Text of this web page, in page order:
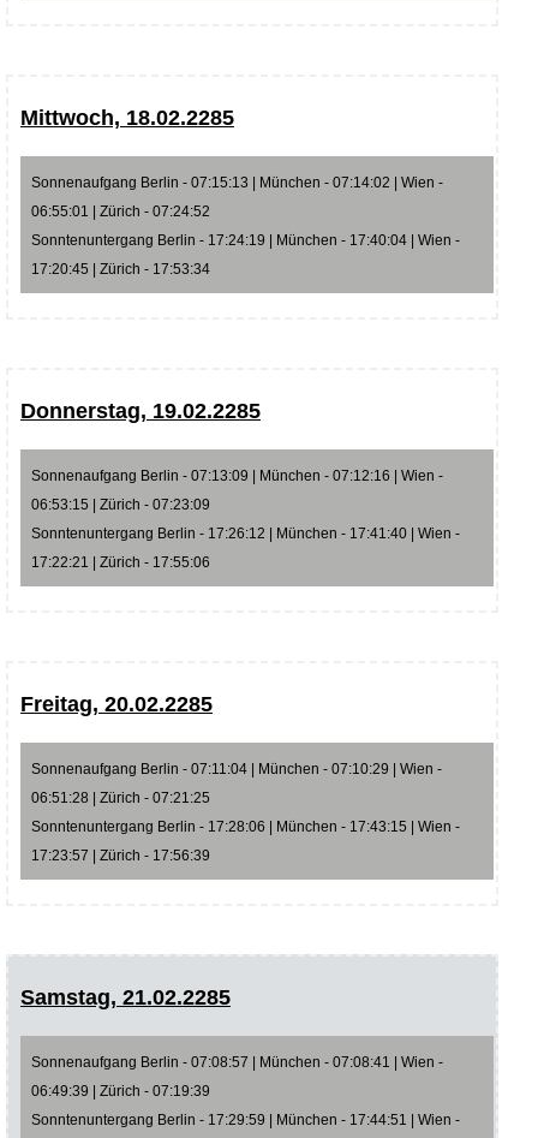
Mittwoch, 18.02.2285
Sonnenaufgang Berlin - 07:15:13 | München - 07:14:02 | Wien -
06:55:01 | Zürich - 07:24:52
Sonntenuntergang Berlin - 17:24:19 | München - 17:40:04 | Wien -
17:20:45 | Zürich - 17:53:34
Donnerstag, 19.02.2285
Sonnenaufgang Berlin - 07:13:09 | München - 07:12:16 | Wien -
06:53:15 | Zürich - 07:23:09
Sonntenuntergang Berlin - 17:26:12 | München - 17:41:40 | Wien -
17:22:21 | Zürich - 17:55:06
Freitag, 20.02.2285
Sonnenaufgang Berlin - 07:11:04 | München - 07:10:29 | Wien -
06:51:28 | Zürich - 07:21:25
Sonntenuntergang Berlin - 17:28:06 | München - 17:43:15 | Wien -
17:23:57 | Zürich - 17:56:39
Samstag, 21.02.2285
Sonnenaufgang Berlin - 07:08:57 | München - 07:08:41 | Wien -
06:49:39 | Zürich - 07:19:39
Sonntenuntergang Berlin - 17:29:59 | München - 17:44:51 | Wien -